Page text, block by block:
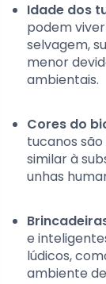
Idade dos
podem
selvagem,
menor
ambientais.
Cores do
tucanos
similar à
unhas
e
lúdicos,
ambiente